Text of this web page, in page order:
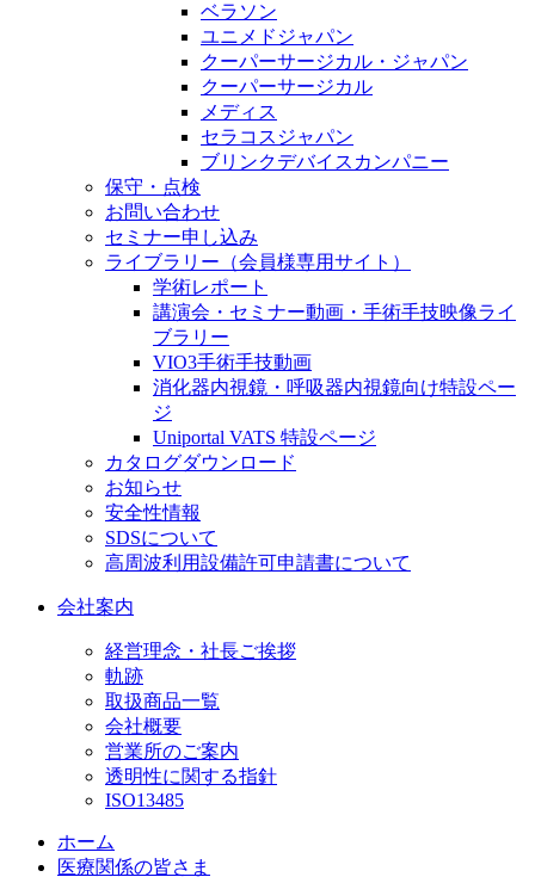
ベラソン
ユニメドジャパン
クーパーサージカル・ジャパン
クーパーサージカル
メディス
セラコスジャパン
ブリンクデバイスカンパニー
保守・点検
お問い合わせ
セミナー申し込み
ライブラリー（会員様専用サイト）
学術レポート
講演会・セミナー動画・手術手技映像ライ
ブラリー
VIO3手術手技動画
消化器内視鏡・呼吸器内視鏡向け特設ペー
ジ
Uniportal VATS 特設ページ
カタログダウンロード
お知らせ
安全性情報
SDSについて
高周波利用設備許可申請書について
会社案内
経営理念・社長ご挨拶
軌跡
取扱商品一覧
会社概要
営業所のご案内
透明性に関する指針
ISO13485
ホーム
医療関係の皆さま